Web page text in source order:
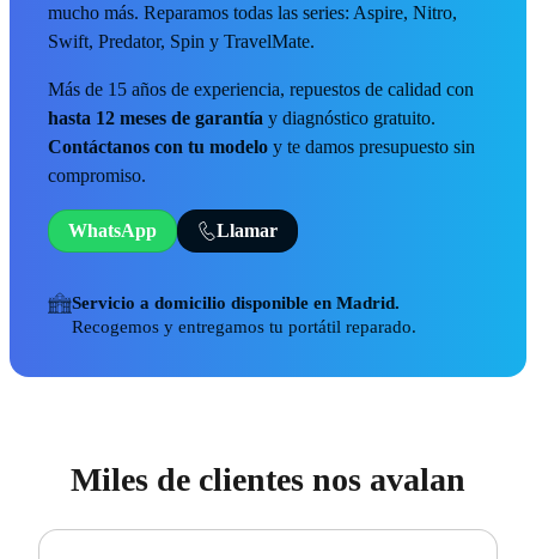
mucho más. Reparamos todas las series: Aspire, Nitro,
Swift, Predator, Spin y TravelMate.
Más de 15 años de experiencia, repuestos de calidad con
hasta 12 meses de garantía y diagnóstico gratuito.
Contáctanos con tu modelo y te damos presupuesto sin
compromiso.
WhatsApp Llamar
Servicio a domicilio disponible en Madrid.
Recogemos y entregamos tu portátil reparado.
Miles de clientes nos avalan